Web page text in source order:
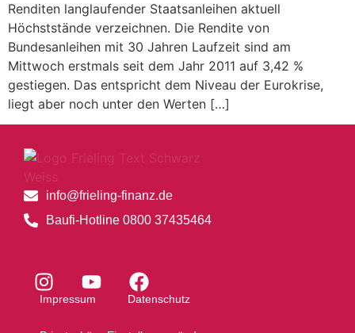
Renditen langlaufender Staatsanleihen aktuell
Höchststände verzeichnen. Die Rendite von
Bundesanleihen mit 30 Jahren Laufzeit sind am
Mittwoch erstmals seit dem Jahr 2011 auf 3,42 %
gestiegen. Das entspricht dem Niveau der Eurokrise,
liegt aber noch unter den Werten […]
info@frieling-finanz.de
Baufi-Hotline 0800 37435464
Impressum Datenschutz